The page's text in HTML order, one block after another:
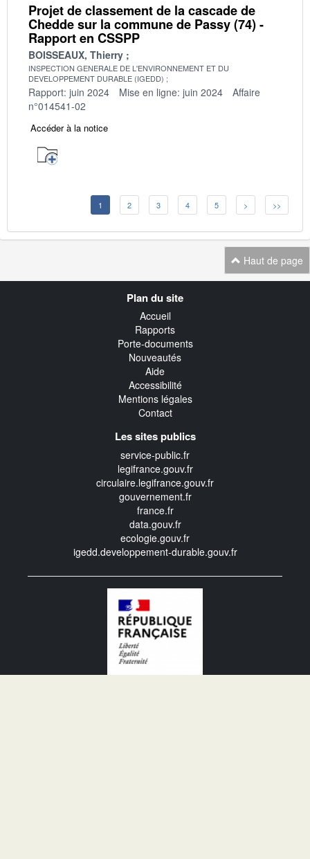
Projet de classement de la cascade de
Chedde sur la commune de Passy (74) -
Rapport en CSSPP
BOISSEAUX, Thierry
INSPECTION GENERALE DE L'ENVIRONNEMENT ET DU
DEVELOPPEMENT DURABLE (IGEDD)
Rapport: juin 2024 Mise en ligne: juin 2024
Affaire
n°014541-02
Accéder à la notice
1 2 3 4 5 > >>
Haut de page
Plan du site
Accueil
Rapports
Porte-documents
Nouveautés
Aide
Accessibilité
Mentions légales
Contact
Les sites publics
service-public.fr
legifrance.gouv.fr
circulaire.legifrance.gouv.fr
gouvernement.fr
france.fr
data.gouv.fr
ecologie.gouv.fr
igedd.developpement-durable.gouv.fr